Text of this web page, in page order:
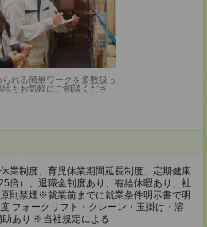
れる簡単ワークを多数扱っ
もお気軽にご相談くださ
業制度、育児休業期間延長制度、定期健康
倍）、退職金制度あり、有給休暇あり、社
則禁煙※就業前までに就業条件明示書で明
フォークリフト・クレーン・玉掛け・溶
助あり ※当社規定による